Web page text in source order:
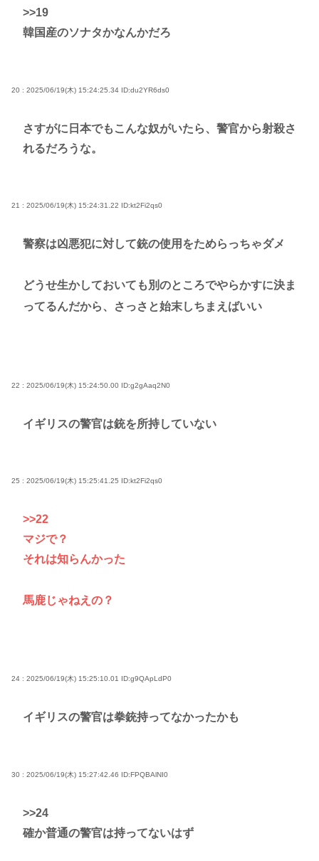
>>19
韓国産のソナタかなんかだろ
20 : 2025/06/19(木) 15:24:25.34 ID:du2YR6ds0
さすがに日本でもこんな奴がいたら、警官から射殺さ
れるだろうな。
21 : 2025/06/19(木) 15:24:31.22 ID:kt2Fi2qs0
警察は凶悪犯に対して銃の使用をためらっちゃダメ
どうせ生かしておいても別のところでやらかすに決ま
ってるんだから、さっさと始末しちまえばいい
22 : 2025/06/19(木) 15:24:50.00 ID:g2gAaq2N0
イギリスの警官は銃を所持していない
25 : 2025/06/19(木) 15:25:41.25 ID:kt2Fi2qs0
>>22
マジで？
それは知らんかった
馬鹿じゃねえの？
24 : 2025/06/19(木) 15:25:10.01 ID:g9QApLdP0
イギリスの警官は拳銃持ってなかったかも
30 : 2025/06/19(木) 15:27:42.46 ID:FPQBAlNI0
>>24
確か普通の警官は持ってないはず